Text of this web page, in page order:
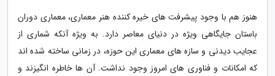
هنوز هم با وجود پیشرفت های خیره کننده هنر معماری، معماری دوران
باستان جایگاهی ویژه در دنیای معاصر دارد. به ویژه آنکه شماری از
عجایب دیدنی و سازه های معماری این حوزه، در زمانی ساخته شده اند
که امکانات و فناوری های امروز وجود نداشت. آن ها خاطره انگیزند و